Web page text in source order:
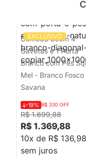
EXCLUSIVO
Cômoda Boom 4
Gavetas e 1 Porta
Branco com Pés
Mel - Branco Fosco
Savana
R$ 1.699,88
-19% R$ 330 OFF
R$ 1.369,88
10x de R$ 136,98
sem juros